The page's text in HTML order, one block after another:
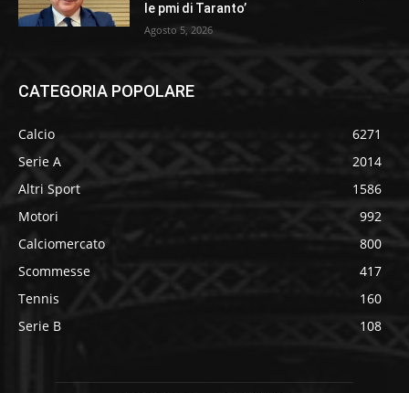
le pmi di Taranto’
Agosto 5, 2026
CATEGORIA POPOLARE
Calcio
6271
Serie A
2014
Altri Sport
1586
Motori
992
Calciomercato
800
Scommesse
417
Tennis
160
Serie B
108